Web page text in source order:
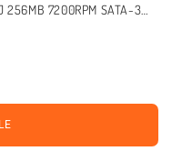
256MB 7200RPM SATA-3